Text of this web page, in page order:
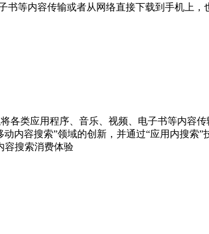
等内容传输或者从网络直接下载到手机上
各类应用程序、音乐、视频、电子书等内容
内容搜索”领域的创新，并通过“应用内搜索”
容搜索消费体验